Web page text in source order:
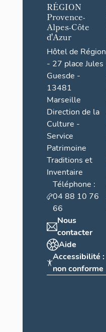
RÉGION
Provence-
Alpes-Côte
d'Azur
Hôtel de Région
- 27 place Jules
Guesde -
13481
Marseille
Direction de la
Culture -
Service
Patrimoine
Traditions et
Inventaire
Téléphone :
04 88 10 76
66
Nous
contacter
Aide
Accessibilité :
non conforme